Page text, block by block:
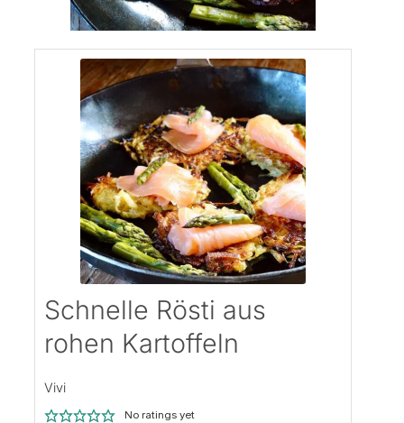
Schnelle Rösti aus
rohen Kartoffeln
Vivi
No ratings yet